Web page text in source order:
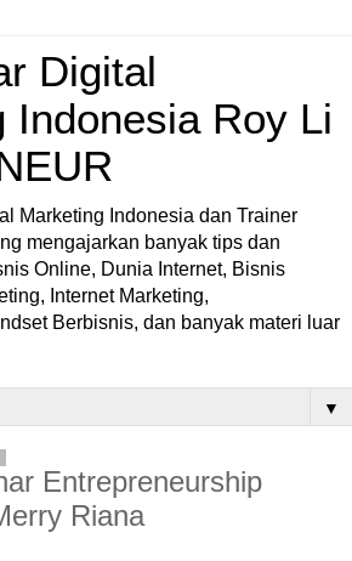
Digital
Indonesia Roy Li
Marketing Indonesia dan Trainer
mengajarkan banyak tips dan
Online, Dunia Internet, Bisnis
Internet Marketing,
Berbisnis, dan banyak materi luar
▼
Entrepreneurship
Riana